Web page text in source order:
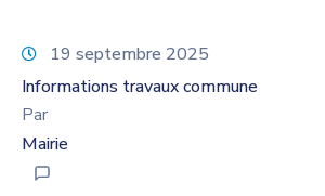
19 septembre 2025
Informations travaux commune
Par
Mairie